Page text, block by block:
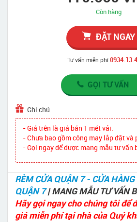
Còn hàng
ĐẶT NGAY
Tư vấn miễn phí
GỌI TƯ VẤN
Ghi chú
- Giá trên là giá bán 1 mét vải.
- Chưa bao gồm công may lắp đặt và
- Gọi ngay để được mang mẫu tư vấn
RÈM CỬA QUẬN 7 - CỬA HÀNG
QUẬN 7| MANG MẪU TƯ VẤN
Hãy gọi ngay cho chúng tôi để
giá miễn phí tại nhà của Quý